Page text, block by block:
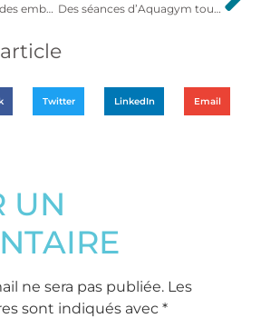
En 2024, la collecte des emballages et papiers se fera en porte à porte Des séances d’Aquagym tout l’été pour tous !
Twitter LinkedIn Email
UN
ne sera pas publiée. Les
sont indiqués avec *